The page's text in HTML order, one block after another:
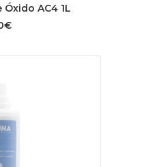
AC4 1L
€